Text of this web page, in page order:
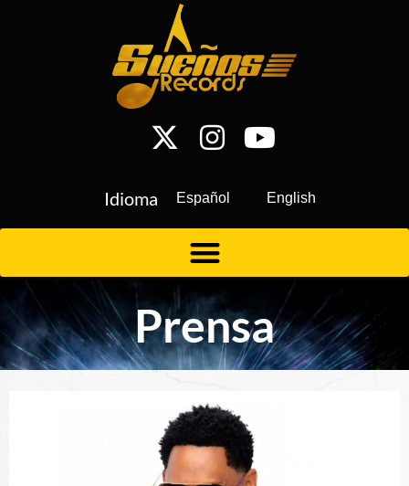
Idioma Español English
Prensa